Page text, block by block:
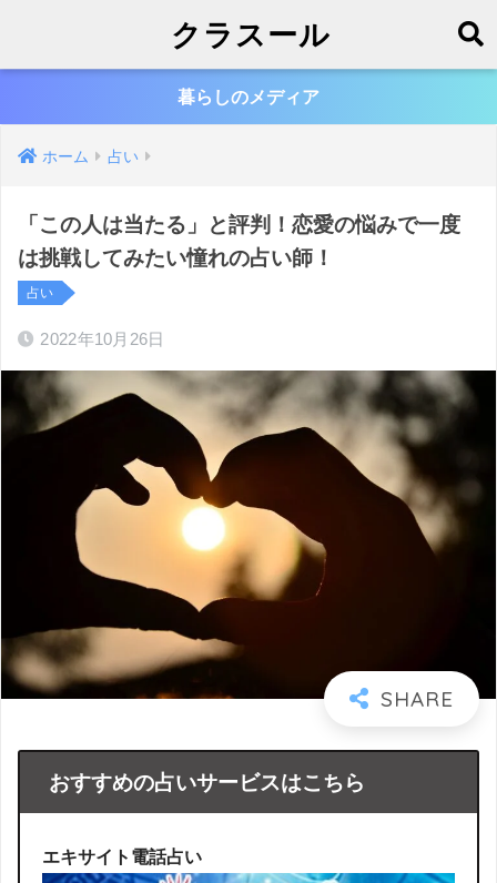
クラスール
暮らしのメディア
ホーム 占い
「この人は当たる」と評判！恋愛の悩みで一度
は挑戦してみたい憧れの占い師！
占い
2022年10月26日
おすすめの占いサービスはこちら
エキサイト電話占い